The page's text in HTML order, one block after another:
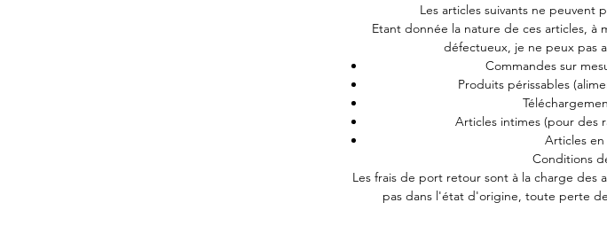
Les articles suivants ne peuvent
Etant donnée la nature de ces articles, à
défectueux, je ne peux pas
Commandes sur
Produits périssables
Articles intimes (pour des
Articles
Conditions
Les frais de port retour sont à la charge des
pas dans l'état d'origine, toute perte